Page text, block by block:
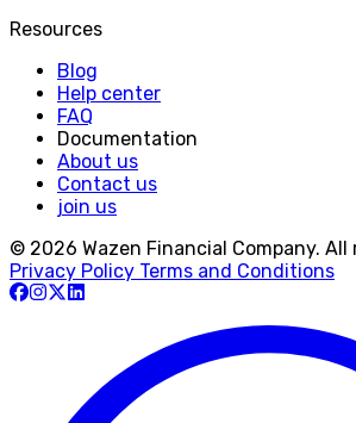
Resources
Blog
Help center
FAQ
Documentation
About us
Contact us
join us
© 2026 Wazen Financial Company.
Privacy Policy Terms and Conditions